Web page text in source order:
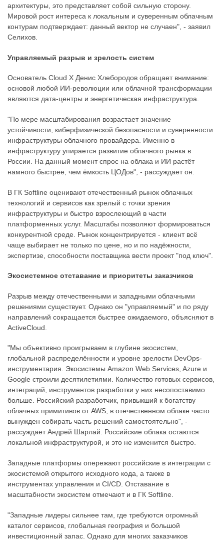
архитектуры, это представляет собой сильную сторону.
Мировой рост интереса к локальным и суверенным облачным
контурам подтверждает: данный вектор не случаен", - заявил
Селихов.
Управляемый разрыв и зрелость систем
Основатель Cloud X Денис Хлебородов обращает внимание:
основой любой ИИ-революции или облачной трансформации
являются дата-центры и энергетическая инфраструктура.
"По мере масштабирования возрастает значение
устойчивости, киберфизической безопасности и суверенности
инфраструктуры облачного провайдера. Именно в
инфраструктуру упирается развитие облачного рынка в
России. На данный момент спрос на облака и ИИ растёт
намного быстрее, чем ёмкость ЦОДов", - рассуждает он.
В ГК Softline оценивают отечественный рынок облачных
технологий и сервисов как зрелый с точки зрения
инфраструктуры и быстро взрослеющий в части
платформенных услуг. Масштабы позволяют формироваться
конкурентной среде. Рынок концентрируется - клиент всё
чаще выбирает не только по цене, но и по надёжности,
экспертизе, способности поставщика вести проект "под ключ".
Экосистемное отставание и приоритеты заказчиков
Разрыв между отечественными и западными облачными
решениями существует. Однако он "управляемый" и по ряду
направлений сокращается быстрее ожидаемого, объясняют в
ActiveCloud.
"Мы объективно проигрываем в глубине экосистем,
глобальной распределённости и уровне зрелости DevOps-
инструментария. Экосистемы Amazon Web Services, Azure и
Google строили десятилетиями. Количество готовых сервисов,
интеграций, инструментов разработки у них несопоставимо
больше. Российский разработчик, привыкший к богатству
облачных примитивов от AWS, в отечественном облаке часто
вынужден собирать часть решений самостоятельно", -
рассуждает Андрей Шарлай. Российские облака остаются
локальной инфраструктурой, и это не изменится быстро.
Западные платформы опережают российские в интеграции с
экосистемой открытого исходного кода, а также в
инструментах управления и CI/CD. Отставание в
масштабности экосистем отмечают и в ГК Softline.
"Западные лидеры сильнее там, где требуются огромный
каталог сервисов, глобальная география и большой
инвестиционный запас. Однако для многих заказчиков